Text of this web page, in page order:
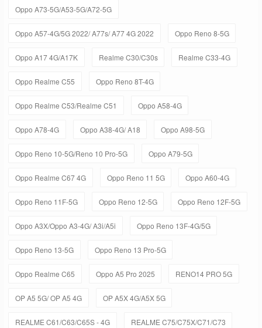
Oppo A73-5G/A53-5G/A72-5G
Oppo A57-4G/5G 2022/ A77s/ A77 4G 2022 Oppo Reno 8-5G
Oppo A17 4G/A17K Realme C30/C30s Realme C33-4G
Oppo Realme C55 Oppo Reno 8T-4G
Oppo Realme C53/Realme C51 Oppo A58-4G
Oppo A78-4G Oppo A38-4G/ A18 Oppo A98-5G
Oppo Reno 10-5G/Reno 10 Pro-5G Oppo A79-5G
Oppo Realme C67 4G Oppo Reno 11 5G Oppo A60-4G
Oppo Reno 11F-5G Oppo Reno 12-5G Oppo Reno 12F-5G
Oppo A3X/Oppo A3-4G/ A3i/A5i Oppo Reno 13F-4G/5G
Oppo Reno 13-5G Oppo Reno 13 Pro-5G
Oppo Realme C65 Oppo A5 Pro 2025 RENO14 PRO 5G
OP A5 5G/ OP A5 4G OP A5X 4G/A5X 5G
REALME C61/C63/C65S - 4G REALME C75/C75X/C71/C73